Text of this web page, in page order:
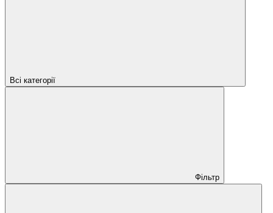
Всі категорії
Фільтр